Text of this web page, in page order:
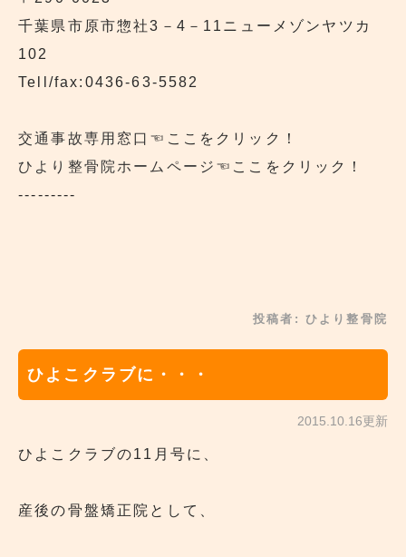
千葉県市原市惣社3－4－11ニューメゾンヤツカ
102
Tell/fax:0436-63-5582
交通事故専用窓口 ☜ここをクリック！
ひより整骨院ホームページ ☜ここをクリック！
---------
投稿者: ひより整骨院
ひよこクラブに・・・
2015.10.16更新
ひよこクラブの11月号に、
産後の骨盤矯正院として、